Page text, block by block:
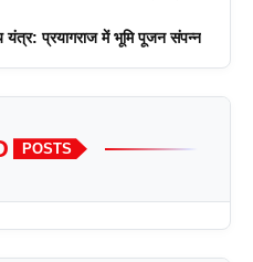
यंत्र: प्रयागराज में भूमि पूजन संपन्न
POSTS